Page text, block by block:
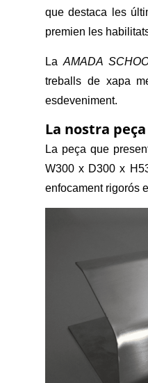
que destaca les
premien les
LaAMADA
treballs de xapa
esdeveniment.
La nostra
La peça que
W300 x D300 x
enfocament rigorós